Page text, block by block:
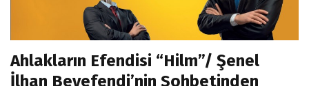
Ahlakların Efendisi “Hilm”/ Şenel
İlhan Beyefendi’nin Sohbetinden